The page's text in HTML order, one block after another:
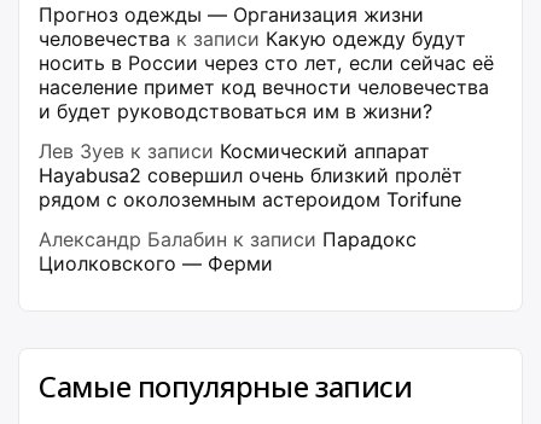
Прогноз одежды — Организация жизни
человечества к записи Какую одежду будут
носить в России через сто лет, если сейчас её
население примет код вечности человечества
и будет руководствоваться им в жизни?
Лев Зуев к записи Космический аппарат
Hayabusa2 совершил очень близкий пролёт
рядом с околоземным астероидом Torifune
Александр Балабин к записи Парадокс
Циолковского — Ферми
Самые популярные записи